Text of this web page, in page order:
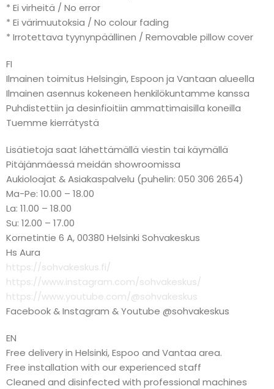
* Ei virheitä / No error
* Ei värimuutoksia / No colour fading
* Irrotettava tyynynpäällinen / Removable pillow cover
FI
Ilmainen toimitus Helsingin, Espoon ja Vantaan alueella
Ilmainen asennus kokeneen henkilökuntamme kanssa
Puhdistettiin ja desinfioitiin ammattimaisilla koneilla
Tuemme kierrätystä
Lisätietoja saat lähettämällä viestin tai käymällä
Pitäjänmäessä meidän showroomissa
Aukioloajat & Asiakaspalvelu (puhelin: 050 306 2654)
Ma-Pe: 10.00 – 18.00
La: 11.00 – 18.00
Su: 12.00 – 17.00
Kornetintie 6 A, 00380 Helsinki Sohvakeskus
Hs Aura
https://sohvakeskus.fi/
https://www.instagram.com/sohvakeskus/
https://www.youtube.com/@sohvakeskus
Facebook & Instagram & Youtube @sohvakeskus
EN
Free delivery in Helsinki, Espoo and Vantaa area.
Free installation with our experienced staff
Cleaned and disinfected with professional machines